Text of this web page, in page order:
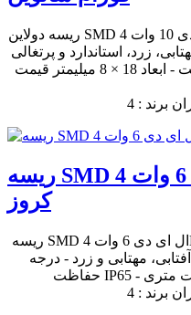
ریسه دولاین SMD ال ای دی 10 وات 4M مدل سالوین - 90% کاهش
زرد، استاندارد و پرتغالی
- شار نوری 650 لومن - 2 سال ضمانت - ابعاد 18 × 8 میلیمتر قیمت
ریسه SMD ال ای دی 6 وات 4M فورام
کروز
ریسه SMD ال ای دی 6 وات 4M مدل کروز - ابعاد 14 × 7.3 میلیمتر
نور آفتابی، مهتابی و زرد - درجه